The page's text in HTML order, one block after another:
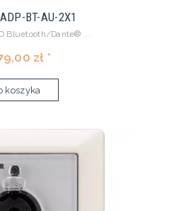
BT-AU-2X1
Bluetooth/Dante® ...
zł *
koszyka